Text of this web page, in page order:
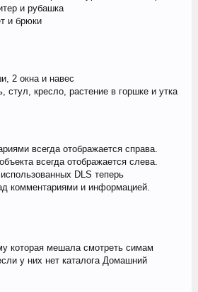
и рубашка
и брюки
2 окна и навес
стул, кресло, растение в горшке и утка
всегда отображается справа.
всегда отображается слева.
DLS теперь
комментариями и информацией.
которая мешала смотреть симам
у них нет каталога Домашний